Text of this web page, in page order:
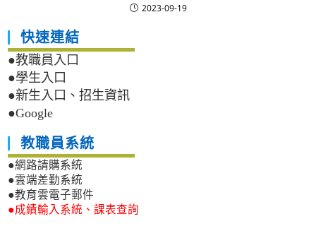
2023-09-19
快速連結
●教職員入口
●學生入口
●新生入口、招生資訊
●Google
教職員系統
●網路請購系統
●雲端差勤系統
●教育雲電子郵件
●成績輸入系統、課表查詢